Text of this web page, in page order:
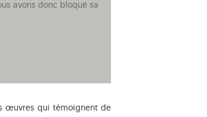
avons donc bloqué sa
œuvres qui témoignent de